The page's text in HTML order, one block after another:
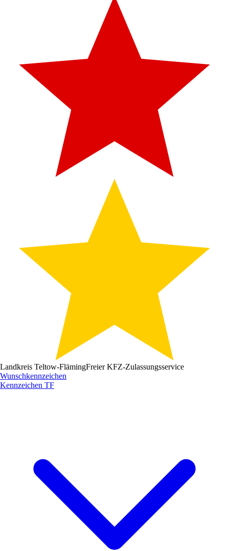
Landkreis Teltow-FlämingFreier KFZ-Zulassungsservice
Wunschkennzeichen
Kennzeichen TF